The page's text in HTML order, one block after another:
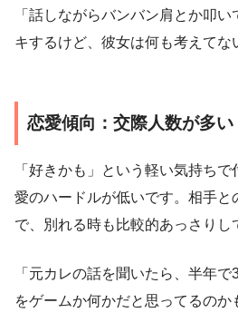
「話しながらバンバン肩とか叩
キするけど、彼女は何も考えてな
恋愛傾向：交際人数が多い
「好きかも」という軽い気持ち
愛のハードルが低いです。相手と
で、別れる時も比較的あっさりし
「元カレの話を聞いたら、半年
をゲームか何かだと思ってるのか